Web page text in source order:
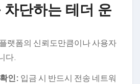
차단하는 테더 운
랫폼의 신뢰도만큼이나 사용자
다.
인: 입금 시 반드시 전송 네트워